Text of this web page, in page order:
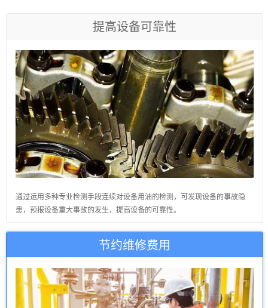
提高设备可靠性
通过运用多种专业检测手段连续对设备用油的检测，可发现设备的事故隐
患，预报设备重大事故的发生，提高设备的可靠性。
节约维修费用